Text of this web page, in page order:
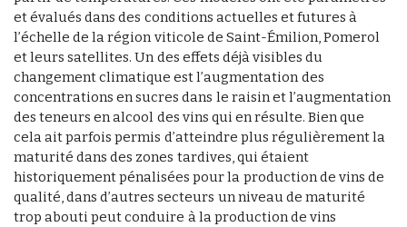
et évalués dans des conditions actuelles et futures à
l’échelle de la région viticole de Saint-Émilion, Pomerol
et leurs satellites. Un des effets déjà visibles du
changement climatique est l’augmentation des
concentrations en sucres dans le raisin et l’augmentation
des teneurs en alcool des vins qui en résulte. Bien que
cela ait parfois permis d’atteindre plus régulièrement la
maturité dans des zones tardives, qui étaient
historiquement pénalisées pour la production de vins de
qualité, dans d’autres secteurs un niveau de maturité
trop abouti peut conduire à la production de vins